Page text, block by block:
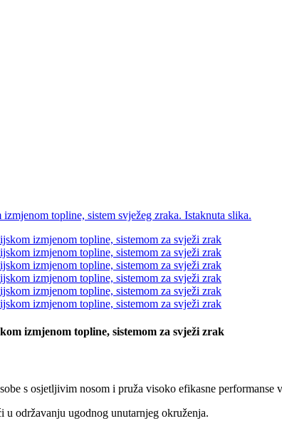
izmjenom topline, sistemom za svježi zrak
s osjetljivim nosom i pruža visoko efikasne performanse
održavanju ugodnog unutarnjeg okruženja.